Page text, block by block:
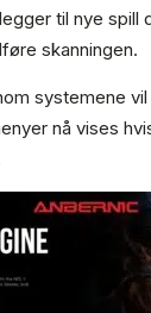
til nye spill
skanningen.
systemene
nå vises